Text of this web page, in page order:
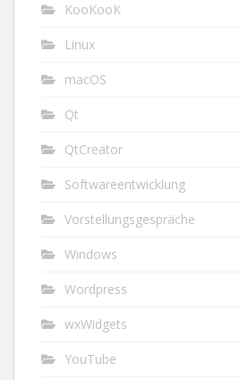
KooKooK
Linux
macOS
Qt
QtCreator
Softwareentwicklung
Vorstellungsgespräche
Windows
Wordpress
wxWidgets
YouTube